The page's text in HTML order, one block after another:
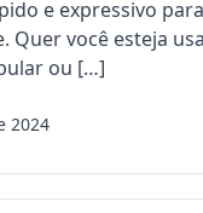
e expressivo
Quer você esteja
ou […]
2024